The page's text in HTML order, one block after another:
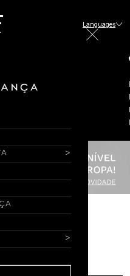
Languages
Nome